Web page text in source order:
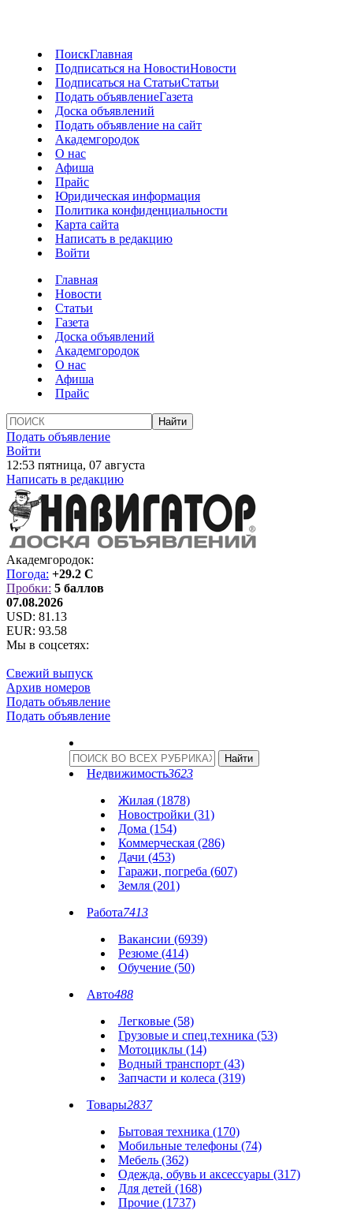
ПоискГлавная
Подписаться на НовостиНовости
Подписаться на СтатьиСтатьи
Подать объявлениеГазета
Доска объявлений
Подать объявление на сайт
Академгородок
О нас
Афиша
Прайс
Юридическая информация
Политика конфиденциальности
Карта сайта
Написать в редакцию
Войти
Главная
Новости
Статьи
Газета
Доска объявлений
Академгородок
О нас
Афиша
Прайс
Подать объявление
Войти
12:53 пятница, 07 августа
Написать в редакцию
Академгородок:
Погода: +29.2 C
Пробки: 5 баллов
07.08.2026
USD: 81.13
EUR: 93.58
Мы в соцсетях:
Свежий выпуск
Архив номеров
Подать объявление
Подать объявление
Недвижимость3623
Жилая (1878)
Новостройки (31)
Дома (154)
Коммерческая (286)
Дачи (453)
Гаражи, погреба (607)
Земля (201)
Работа7413
Вакансии (6939)
Резюме (414)
Обучение (50)
Авто488
Легковые (58)
Грузовые и спец.техника (53)
Мотоциклы (14)
Водный транспорт (43)
Запчасти и колеса (319)
Товары2837
Бытовая техника (170)
Мобильные телефоны (74)
Мебель (362)
Одежда, обувь и аксессуары (317)
Для детей (168)
Прочие (1737)